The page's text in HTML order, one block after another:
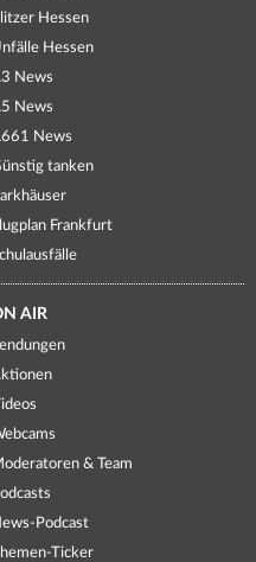
Hessen
Hessen
News
News
News
tanken
Frankfurt
AIR
& Team
Podcast
Ticker